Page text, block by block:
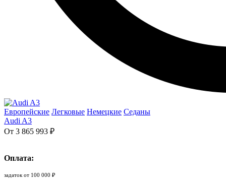
Европейские Легковые Немецкие Седаны
Audi A3
От 3 865 993 ₽
Оплата:
задаток от 100 000 ₽